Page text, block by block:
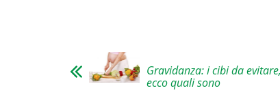
Gravidanza: i cibi da evitare,
ecco quali sono